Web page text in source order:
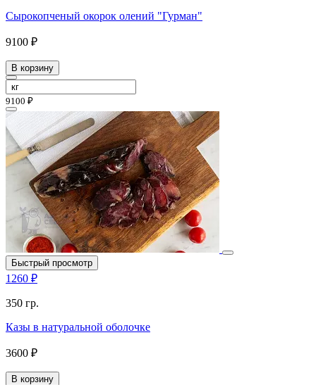
Сырокопченый окорок олений "Гурман"
9100 ₽
В корзину
9100 ₽
Быстрый просмотр
1260 ₽
350 гр.
Казы в натуральной оболочке
3600 ₽
В корзину